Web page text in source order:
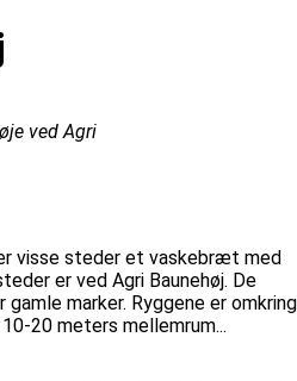
ved Agri
visse steder et vaskebræt med
er ved Agri Baunehøj. De
marker. Ryggene er omkring
20 meters mellemrum...